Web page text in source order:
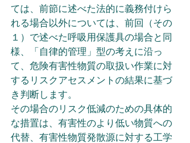
ては、前節に述べた法的に義務付けら
れる場合以外については、前回（その
１）で述べた呼吸用保護具の場合と同
様、「自律的管理」型の考えに沿っ
て、危険有害性物質の取扱い作業に対
するリスクアセスメントの結果に基づ
き判断します。
その場合のリスク低減のための具体的
な措置は、有害性のより低い物質への
代替、有害性物質発散源に対する工学